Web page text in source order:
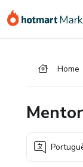
para
para
para
Home